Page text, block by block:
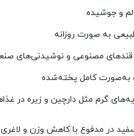
در مدفوع با کاهش وزن و لاغری